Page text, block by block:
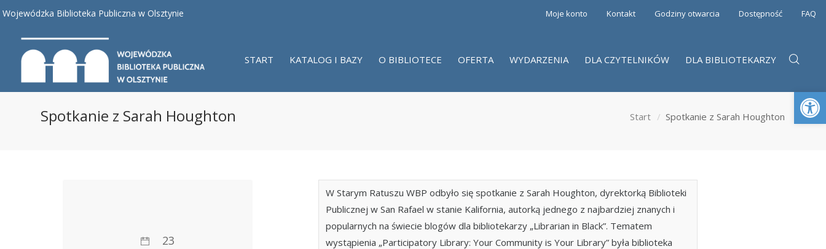
Wojewódzka Biblioteka Publiczna w Olsztynie Moje konto Kontakt Godziny otwarcia Dostępność FAQ
START KATALOG I BAZY O BIBLIOTECE OFERTA WYDARZENIA DLA CZYTELNIKÓW DLA BIBLIOTEKARZY
Spotkanie z Sarah Houghton Start Spotkanie z Sarah Houghton
W Starym Ratuszu WBP odbyło się spotkanie z Sarah Houghton, dyrektorką Biblioteki
Publicznej w San Rafael w stanie Kalifornia, autorką jednego z najbardziej znanych i
popularnych na świecie blogów dla bibliotekarzy „Librarian in Black”. Tematem
wystąpienia „Participatory Library: Your Community is Your Library” była biblioteka
23